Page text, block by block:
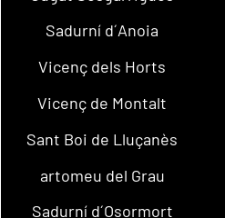
Sadurní d´Anoia
Vicenç dels Horts
Vicenç de Montalt
Sant Boi de Lluçanès
artomeu del Grau
Sadurní d´Osormort